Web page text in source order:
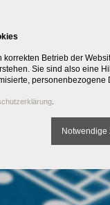
Betrieb der
Sie sind also eine
personenbezogene
Notwendige